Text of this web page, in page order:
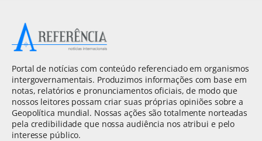
Portal de notícias com conteúdo referenciado em organismos
intergovernamentais. Produzimos informações com base em
notas, relatórios e pronunciamentos oficiais, de modo que
nossos leitores possam criar suas próprias opiniões sobre a
Geopolítica mundial. Nossas ações são totalmente norteadas
pela credibilidade que nossa audiência nos atribui e pelo
interesse público.